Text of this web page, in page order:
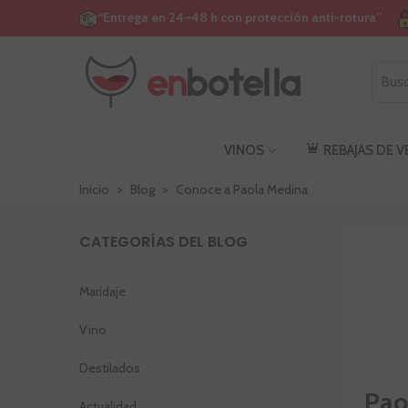
“Entrega en 24–48 h con protección anti-rotura”
VINOS REBAJAS DE
Inicio > Blog > Conoce a Paola Medina
CATEGORÍAS DEL BLOG
Maridaje
Vino
Destilados